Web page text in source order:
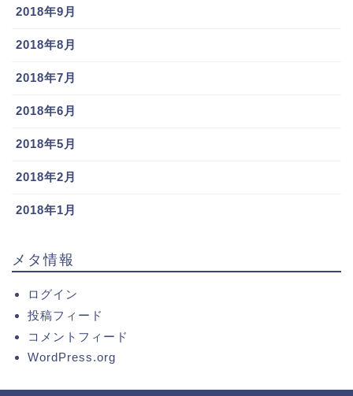
2018年9月
2018年8月
2018年7月
2018年6月
2018年5月
2018年2月
2018年1月
メタ情報
ログイン
投稿フィード
コメントフィード
WordPress.org